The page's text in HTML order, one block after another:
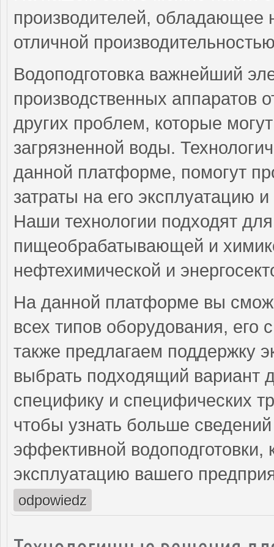
производителей, обладающее
отличной
Водоподготовка важнейший
производственных аппаратов
других проблем, которые
загрязненной воды.
данной платформе, помогут
затраты на его эксплуатацию
Наши технологии подходят
пищеобрабатывающей и
нефтехимической и
На данной платформе вы
всех типов оборудования,
также предлагаем поддержку
выбрать подходящий вариант
специфику и специфических
чтобы узнать больше
эффективной водоподготовки,
эксплуатацию вашего
odpowiedz